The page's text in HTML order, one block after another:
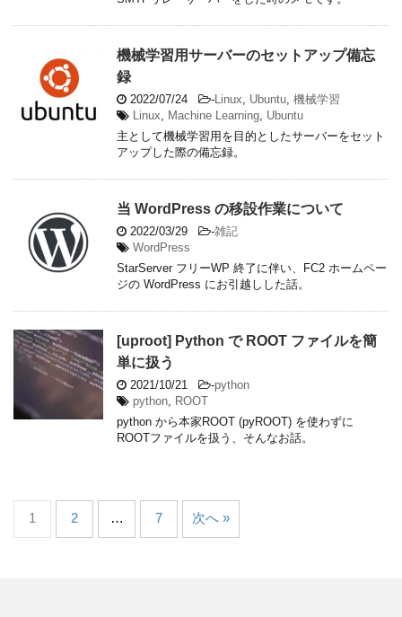
機械学習用サーバーのセットアップ備忘
録
2022/07/24 -Linux Ubuntu 機械学習
Linux
Machine Learning Ubuntu
主として機械学習用を目的としたサーバーをセット
アップした際の備忘録。
当 WordPress の移設作業について
2022/03/29 -雑記
WordPress
StarServer フリーWP 終了に伴い、FC2 ホームペー
ジの WordPress にお引越しした話。
[uproot] Python で ROOT ファイルを簡
単に扱う
2021/10/21 -python
python ROOT
python から本家ROOT (pyROOT) を使わずに
ROOTファイルを扱う、そんなお話。
1 2 … 7 次へ »